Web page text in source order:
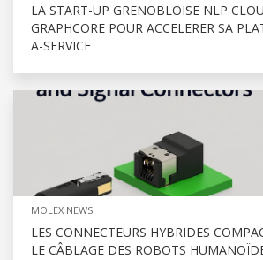
LA START-UP GRENOBLOISE NLP
GRAPHCORE POUR ACCELERER SA
A-SERVICE
MOLEX NEWS
LES CONNECTEURS HYBRIDES
LE CÂBLAGE DES ROBOTS